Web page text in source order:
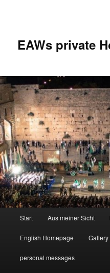
EAWs private
Start Aus meiner Sicht
English Homepage Gallery
personal messages